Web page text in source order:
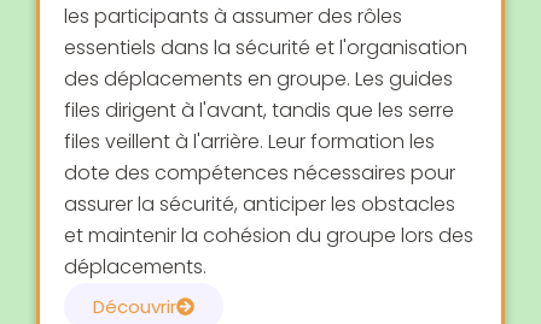
les participants à assumer des rôles
essentiels dans la sécurité et l'organisation
des déplacements en groupe. Les guides
files dirigent à l'avant, tandis que les serre
files veillent à l'arrière. Leur formation les
dote des compétences nécessaires pour
assurer la sécurité, anticiper les obstacles
et maintenir la cohésion du groupe lors des
déplacements.
Découvrir